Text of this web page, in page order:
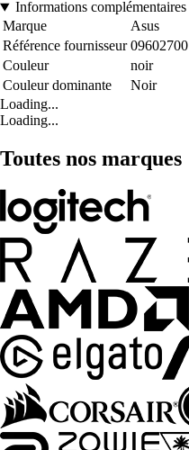
Informations complémentaires
Marque
Asus
Référence fournisseur 09602700
Couleur
noir
Couleur dominante
Noir
Loading...
Loading...
Toutes nos marques